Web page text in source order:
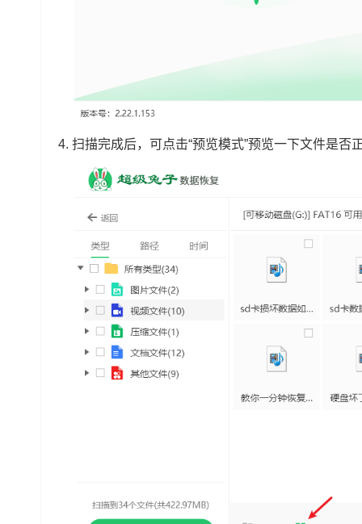
4. 扫描完成后，可点击“预览模式”预览一下文件是否